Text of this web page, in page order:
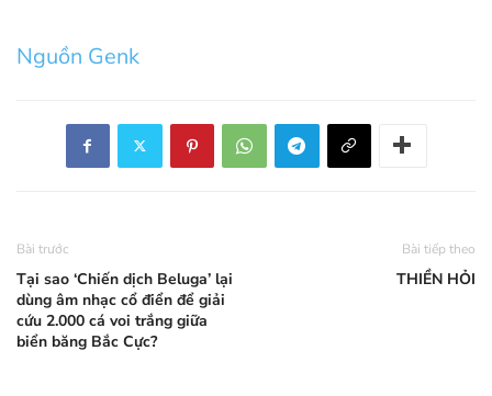
Nguồn Genk
Bài trước
Tại sao ‘Chiến dịch Beluga’ lại
dùng âm nhạc cổ điển để giải
cứu 2.000 cá voi trắng giữa
biển băng Bắc Cực?
Bài tiếp theo
THIỀN HỎI